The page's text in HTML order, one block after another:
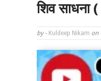
शिव साधना
by - Kuldeep Nikam on